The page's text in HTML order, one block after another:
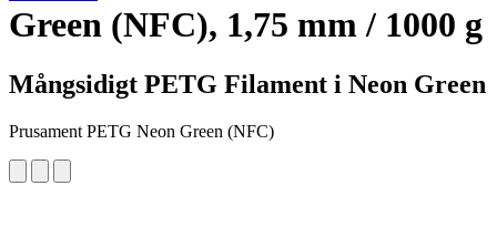
Green (NFC), 1,75 mm / 1000 g
Mångsidigt PETG Filament i Neon Green
Prusament PETG Neon Green (NFC)